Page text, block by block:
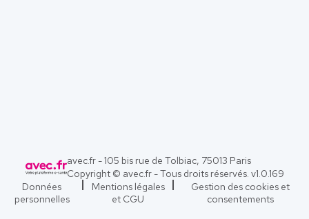
avec.fr - 105 bis rue de Tolbiac, 75013 Paris
Copyright © avec.fr - Tous droits réservés. v1.0.169
Données
personnelles
Mentions légales
et CGU
Gestion des cookies et
consentements